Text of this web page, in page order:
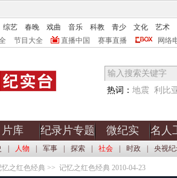
综艺 春晚 戏曲 音乐 科教 青少 文化
艺术
节目大全 直播中国 赛事直播 网络
热词： 地震 利比
片库 纪录片专题 微纪实 名人
人物 军事 探索 社会 时政 央视
忆之红色经典 >> 记忆之红色经典 2010-04-23